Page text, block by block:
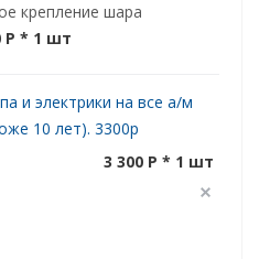
крепление шара
P * 1 шт
и электрики на все а/м
10 лет). 3300р
3 300 P * 1 шт